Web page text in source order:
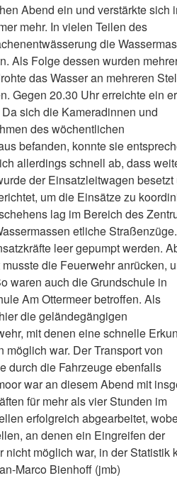
Abend ein und verstärkte sich
mehr. In vielen Teilen des
die
Als Folge dessen wurden
das Wasser an mehreren
Gegen 20.30 Uhr erreichte ein
sich die Kameradinnen und
des wöchentlichen
befanden, konnte sie
allerdings schnell ab, dass
der Einsatzleitwagen besetzt
um die Einsätze zu
lag im Bereich des
etliche
leer gepumpt werden.
die Feuerwehr anrücken,
waren auch die Grundschule in
Am Ottermeer betroffen. Als
die geländegängigen
mit denen eine schnelle
war. Der Transport von
durch die Fahrzeuge ebenfalls
war an diesem Abend mit
für mehr als vier Stunden im
erfolgreich abgearbeitet,
an denen ein Eingreifen der
möglich war, in der Statistik
Marco Bienhoff (jmb)